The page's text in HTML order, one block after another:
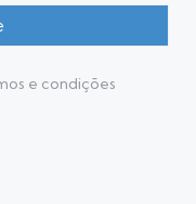
e condições